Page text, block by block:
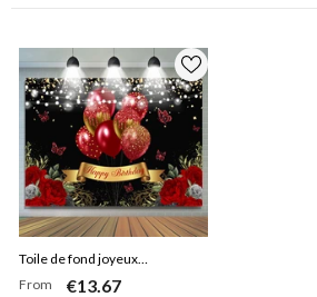
Toile de fond joyeux
anniversaire papillon rouge
From €13.67